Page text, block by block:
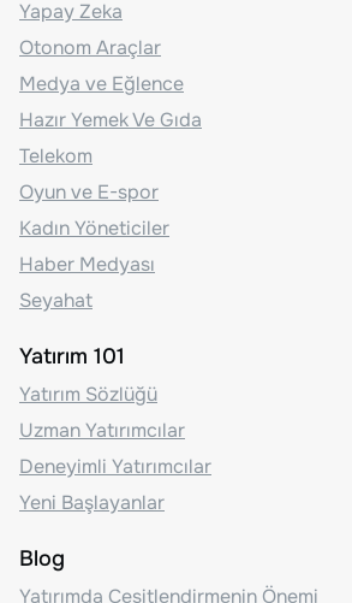
Yapay Zeka
Otonom Araçlar
Medya ve Eğlence
Hazır Yemek Ve Gıda
Telekom
Oyun ve E-spor
Kadın Yöneticiler
Haber Medyası
Seyahat
Yatırım 101
Yatırım Sözlüğü
Uzman Yatırımcılar
Deneyimli Yatırımcılar
Yeni Başlayanlar
Blog
Yatırımda Çeşitlendirmenin Önemi